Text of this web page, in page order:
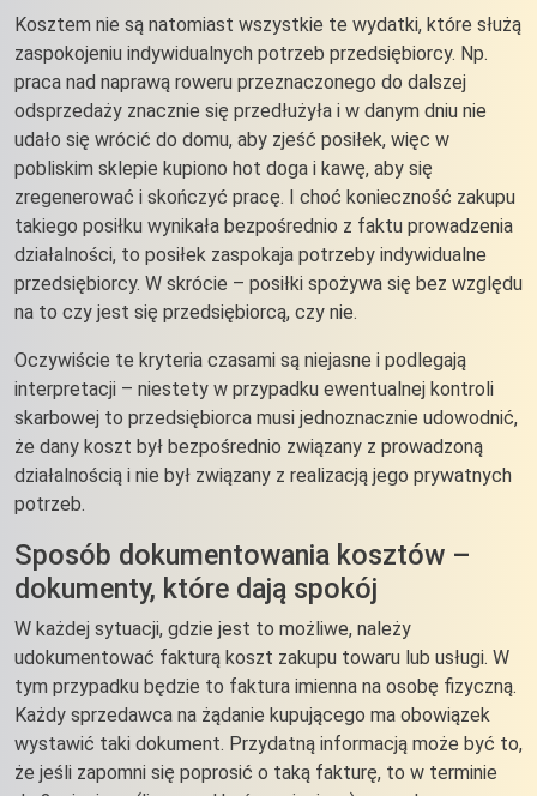
Kosztem nie są natomiast wszystkie te wydatki, które służą
zaspokojeniu indywidualnych potrzeb przedsiębiorcy. Np.
praca nad naprawą roweru przeznaczonego do dalszej
odsprzedaży znacznie się przedłużyła i w danym dniu nie
udało się wrócić do domu, aby zjeść posiłek, więc w
pobliskim sklepie kupiono hot doga i kawę, aby się
zregenerować i skończyć pracę. I choć konieczność zakupu
takiego posiłku wynikała bezpośrednio z faktu prowadzenia
działalności, to posiłek zaspokaja potrzeby indywidualne
przedsiębiorcy. W skrócie – posiłki spożywa się bez względu
na to czy jest się przedsiębiorcą, czy nie.
Oczywiście te kryteria czasami są niejasne i podlegają
interpretacji – niestety w przypadku ewentualnej kontroli
skarbowej to przedsiębiorca musi jednoznacznie udowodnić,
że dany koszt był bezpośrednio związany z prowadzoną
działalnością i nie był związany z realizacją jego prywatnych
potrzeb.
Sposób dokumentowania kosztów –
dokumenty, które dają spokój
W każdej sytuacji, gdzie jest to możliwe, należy
udokumentować fakturą koszt zakupu towaru lub usługi. W
tym przypadku będzie to faktura imienna na osobę fizyczną.
Każdy sprzedawca na żądanie kupującego ma obowiązek
wystawić taki dokument. Przydatną informacją może być to,
że jeśli zapomni się poprosić o taką fakturę, to w terminie